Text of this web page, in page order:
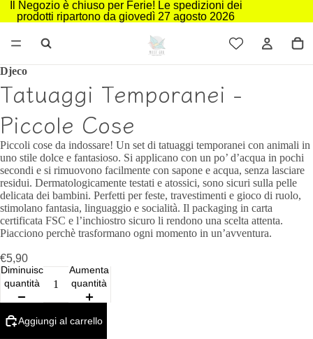
Il Negozio è chiuso per Ferie! Le spedizioni dei
prodotti ripartono da giovedì 27 agosto 2026
Djeco
Tatuaggi Temporanei -
Piccole Cose
Piccoli cose da indossare! Un set di tatuaggi temporanei con animali in
uno stile dolce e fantasioso. Si applicano con un po’ d’acqua in pochi
secondi e si rimuovono facilmente con sapone e acqua, senza lasciare
residui. Dermatologicamente testati e atossici, sono sicuri sulla pelle
delicata dei bambini. Perfetti per feste, travestimenti e gioco di ruolo,
stimolano fantasia, linguaggio e socialità. Il packaging in carta
certificata FSC e l’inchiostro sicuro li rendono una scelta attenta.
Piacciono perchè trasformano ogni momento in un’avventura.
€5,90
Diminuisci
quantità
Aumenta
quantità
Aggiungi al carrello